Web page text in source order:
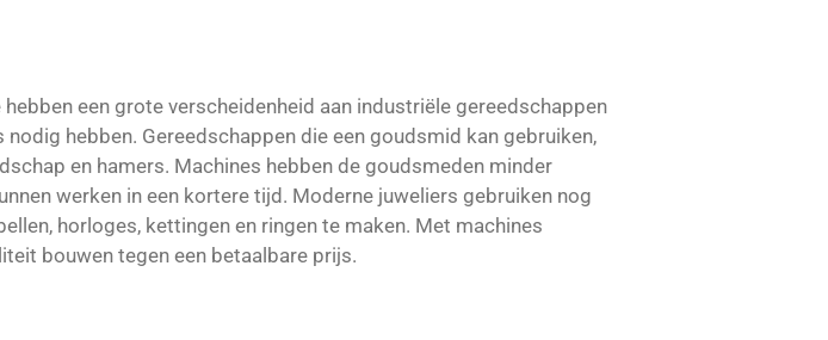
een grote verscheidenheid aan industriële gereedschappen
hebben. Gereedschappen die een goudsmid kan gebruiken,
en hamers. Machines hebben de goudsmeden minder
werken in een kortere tijd. Moderne juweliers gebruiken nog
horloges, kettingen en ringen te maken. Met machines
bouwen tegen een betaalbare prijs.